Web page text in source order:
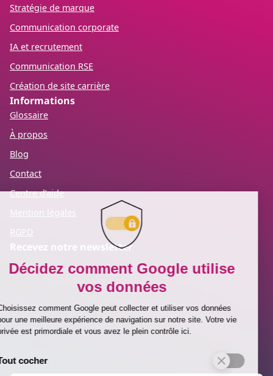
Stratégie de marque
Communication corporate
IA et recrutement
Communication RSE
Création de site carrière
Informations
Glossaire
À propos
Blog
Contact
Centre d’aide
Mention légales
RGPD
Recevez notre newsletter
Inscrivez-vous à notre newsletter pour
prendre une longueur d’avance sur vos
enjeux RH.
bonnes pratiques directement par email.